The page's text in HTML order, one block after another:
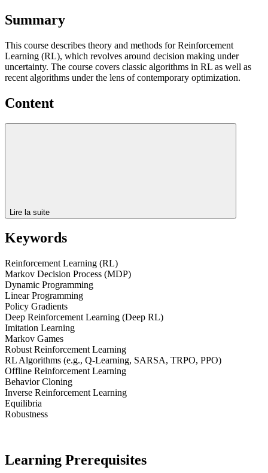
Summary
This course describes theory and methods for Reinforcement
Learning (RL), which revolves around decision making under
uncertainty. The course covers classic algorithms in RL as well as
recent algorithms under the lens of contemporary optimization.
Content
Lire la suite
Keywords
Reinforcement Learning (RL)
Markov Decision Process (MDP)
Dynamic Programming
Linear Programming
Policy Gradients
Deep Reinforcement Learning (Deep RL)
Imitation Learning
Markov Games
Robust Reinforcement Learning
RL Algorithms (e.g., Q-Learning, SARSA, TRPO, PPO)
Offline Reinforcement Learning
Behavior Cloning
Inverse Reinforcement Learning
Equilibria
Robustness
Learning Prerequisites